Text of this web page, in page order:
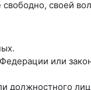
своей
или
должностного